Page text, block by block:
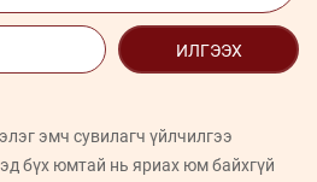
ИЛГЭЭХ
эмч сувилагч үйлчилгээ
бүх юмтай нь яриах юм байхгүй